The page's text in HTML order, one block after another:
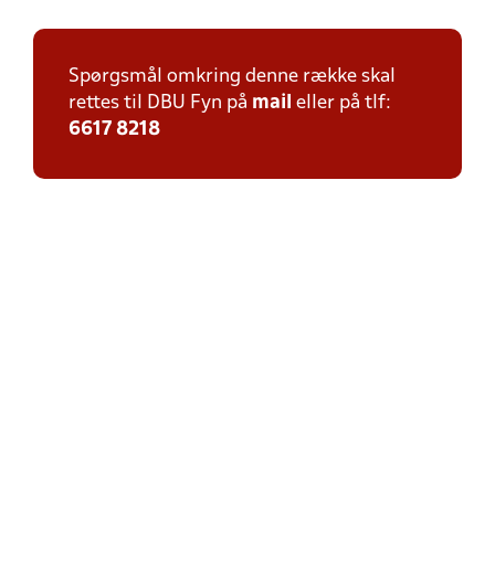
Spørgsmål omkring denne række skal
rettes til DBU Fyn på mail eller på tlf:
6617 8218